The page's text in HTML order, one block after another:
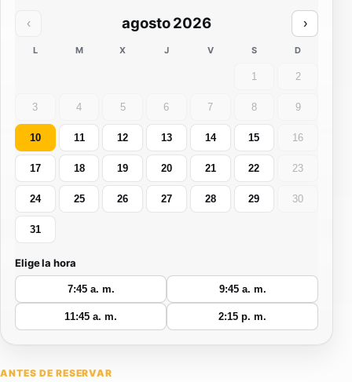
‹ agosto 2026 ›
L M X J V S D
1 2
3 4 5 6 7 8 9
10 11 12 13 14 15 16
17 18 19 20 21 22 23
24 25 26 27 28 29 30
31
Elige la hora
7:45 a. m. 9:45 a. m.
11:45 a. m. 2:15 p. m.
ANTES DE RESERVAR